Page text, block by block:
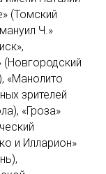
(Томский
Ч.»
«Манолито
зрителей
«Гроза»
и Илларион»